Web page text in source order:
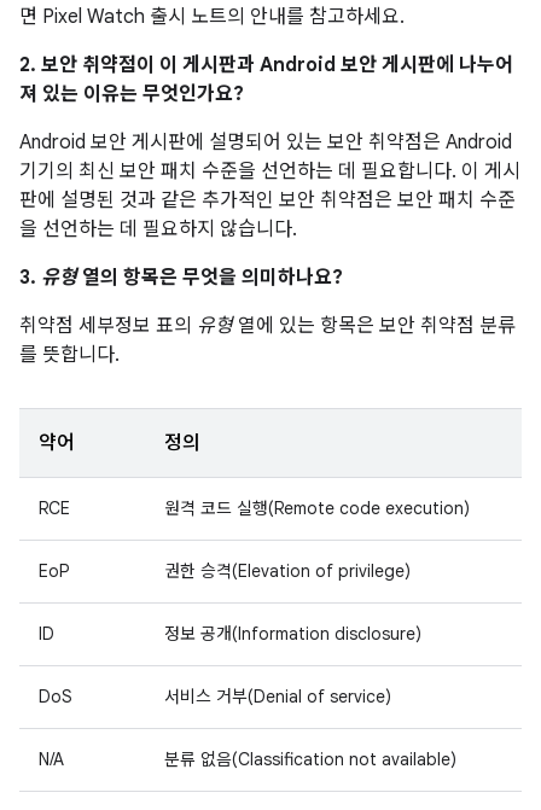
면 Pixel Watch 출시 노트의 안내를 참고하세요.
2. 보안 취약점이 이 게시판과 Android 보안 게시판에 나누어
져 있는 이유는 무엇인가요?
Android 보안 게시판에 설명되어 있는 보안 취약점은 Android
기기의 최신 보안 패치 수준을 선언하는 데 필요합니다. 이 게시
판에 설명된 것과 같은 추가적인 보안 취약점은 보안 패치 수준
을 선언하는 데 필요하지 않습니다.
3. 유형열의 항목은 무엇을 의미하나요?
취약점 세부정보 표의 유형열에 있는 항목은 보안 취약점 분류
를 뜻합니다.
약어 정의
RCE 원격 코드 실행(Remote code execution)
EoP 권한 승격(Elevation of privilege)
ID 정보 공개(Information disclosure)
DoS 서비스 거부(Denial of service)
N/A 분류 없음(Classification not available)